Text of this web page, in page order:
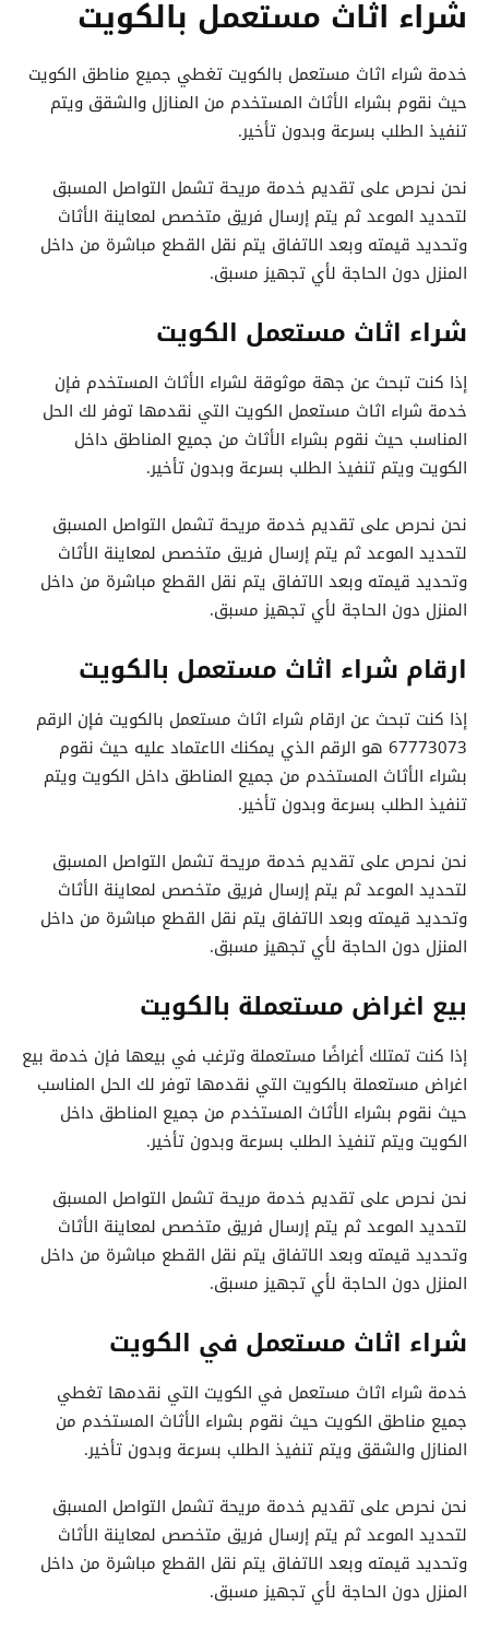
شراء اثاث مستعمل بالكويت
خدمة شراء اثاث مستعمل بالكويت تغطي جميع مناطق الكويت
حيث نقوم بشراء الأثاث المستخدم من المنازل والشقق ويتم
تنفيذ الطلب بسرعة وبدون تأخير.
نحن نحرص على تقديم خدمة مريحة تشمل التواصل المسبق
لتحديد الموعد ثم يتم إرسال فريق متخصص لمعاينة الأثاث
وتحديد قيمته وبعد الاتفاق يتم نقل القطع مباشرة من داخل
المنزل دون الحاجة لأي تجهيز مسبق.
شراء اثاث مستعمل الكويت
إذا كنت تبحث عن جهة موثوقة لشراء الأثاث المستخدم فإن
خدمة شراء اثاث مستعمل الكويت التي نقدمها توفر لك الحل
المناسب حيث نقوم بشراء الأثاث من جميع المناطق داخل
الكويت ويتم تنفيذ الطلب بسرعة وبدون تأخير.
نحن نحرص على تقديم خدمة مريحة تشمل التواصل المسبق
لتحديد الموعد ثم يتم إرسال فريق متخصص لمعاينة الأثاث
وتحديد قيمته وبعد الاتفاق يتم نقل القطع مباشرة من داخل
المنزل دون الحاجة لأي تجهيز مسبق.
ارقام شراء اثاث مستعمل بالكويت
إذا كنت تبحث عن ارقام شراء اثاث مستعمل بالكويت فإن الرقم
67773073 هو الرقم الذي يمكنك الاعتماد عليه حيث نقوم
بشراء الأثاث المستخدم من جميع المناطق داخل الكويت ويتم
تنفيذ الطلب بسرعة وبدون تأخير.
نحن نحرص على تقديم خدمة مريحة تشمل التواصل المسبق
لتحديد الموعد ثم يتم إرسال فريق متخصص لمعاينة الأثاث
وتحديد قيمته وبعد الاتفاق يتم نقل القطع مباشرة من داخل
المنزل دون الحاجة لأي تجهيز مسبق.
بيع اغراض مستعملة بالكويت
إذا كنت تمتلك أغراضًا مستعملة وترغب في بيعها فإن خدمة بيع
اغراض مستعملة بالكويت التي نقدمها توفر لك الحل المناسب
حيث نقوم بشراء الأثاث المستخدم من جميع المناطق داخل
الكويت ويتم تنفيذ الطلب بسرعة وبدون تأخير.
نحن نحرص على تقديم خدمة مريحة تشمل التواصل المسبق
لتحديد الموعد ثم يتم إرسال فريق متخصص لمعاينة الأثاث
وتحديد قيمته وبعد الاتفاق يتم نقل القطع مباشرة من داخل
المنزل دون الحاجة لأي تجهيز مسبق.
شراء اثاث مستعمل في الكويت
خدمة شراء اثاث مستعمل في الكويت التي نقدمها تغطي
جميع مناطق الكويت حيث نقوم بشراء الأثاث المستخدم من
المنازل والشقق ويتم تنفيذ الطلب بسرعة وبدون تأخير.
نحن نحرص على تقديم خدمة مريحة تشمل التواصل المسبق
لتحديد الموعد ثم يتم إرسال فريق متخصص لمعاينة الأثاث
وتحديد قيمته وبعد الاتفاق يتم نقل القطع مباشرة من داخل
المنزل دون الحاجة لأي تجهيز مسبق.